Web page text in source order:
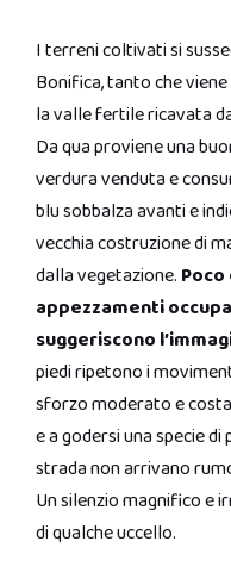
I terreni coltivati si
Bonifica, tanto che
la valle fertile ricavata
Da qua proviene una
verdura venduta e
blu sobbalza avanti e
vecchia costruzione di
dalla vegetazione.
appezzamenti
suggeriscono
piedi ripetono i
sforzo moderato e
e a godersi una specie
strada non arrivano
Un silenzio magnifico e
di qualche uccello.